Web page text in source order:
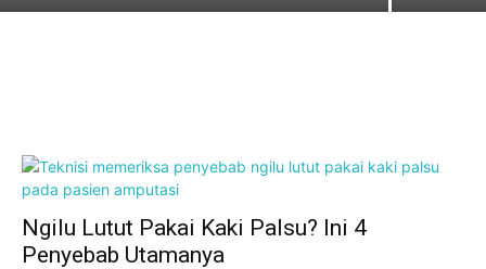
Ngilu Lutut Pakai Kaki Palsu? Ini 4
Penyebab Utamanya